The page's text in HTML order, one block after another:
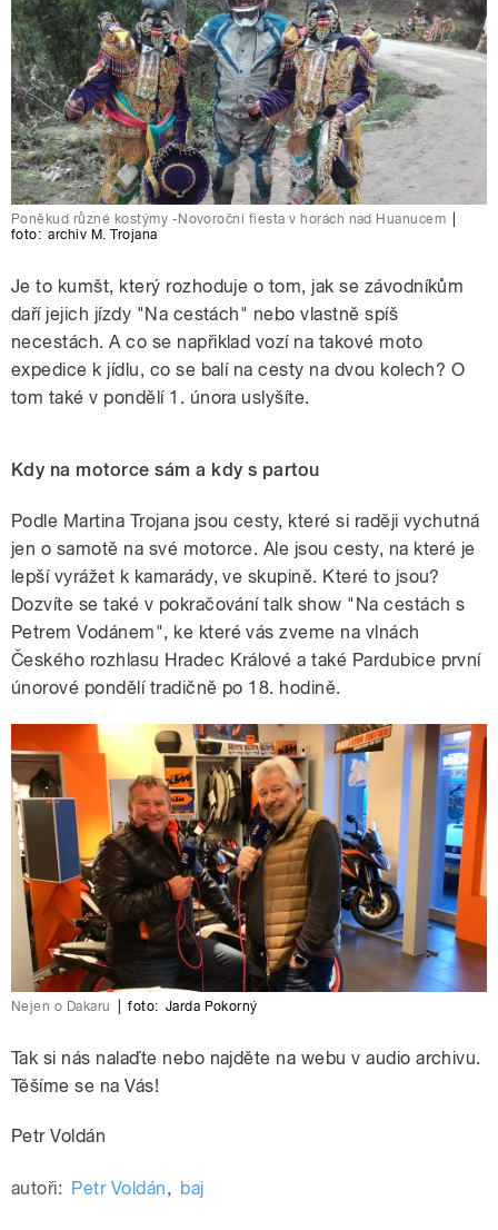
Poněkud různé kostýmy -Novoroční fiesta v horách nad Huanucem
foto: archiv M. Trojana
Je to kumšt, který rozhoduje o tom, jak se závodníkům
daří jejich jízdy "Na cestách" nebo vlastně spíš
necestách. A co se napřiklad vozí na takové moto
expedice k jídlu, co se balí na cesty na dvou kolech? O
tom také v pondělí 1. února uslyšíte.
Kdy na motorce sám a kdy s partou
Podle Martina Trojana jsou cesty, které si raději vychutná
jen o samotě na své motorce. Ale jsou cesty, na které je
lepší vyrážet k kamarády, ve skupině. Které to jsou?
Dozvíte se také v pokračování talk show "Na cestách s
Petrem Vodánem", ke které vás zveme na vlnách
Českého rozhlasu Hradec Králové a také Pardubice první
únorové pondělí tradičně po 18. hodině.
Nejen o Dakaru foto: Jarda Pokorný
Tak si nás nalaďte nebo najděte na webu v audio archivu.
Těšíme se na Vás!
Petr Voldán
autoři: Petr Voldán, baj